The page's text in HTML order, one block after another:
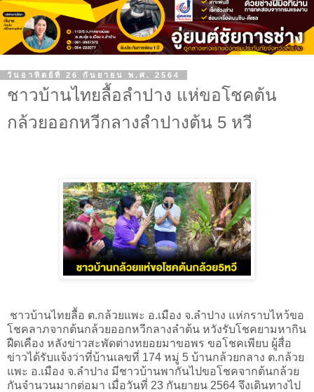
วันอาทิตย์ที่ 26 กันยายน พ.ศ. 2564
ชาวบ้านไทยลื้อลําปาง แห่ขอโชคต้น
กล้วยออกหวีกลางลำปางต้น 5 หวี
ชาวบ้านไทยลื้อ ต.กล้วยแพะ อ.เมือง จ.ลําปาง แห่กราบไหว้ขอ
โชคลาภจากต้นกล้วยออกหวีกลางลําต้น หวังรับโชคยามหากิน
ฝืดเคือง หลังข่าวสะพัดต่างทยอยมาขอพร ขอโชคเพียบ ผู้สื่อ
ข่าวได้รับแจ้งว่าที่บ้านเลขที่ 174 หมู่ 5 บ้านกล้วยกลาง ต.กล้วย
แพะ อ.เมือง จ.ลําปาง มีชาวบ้านพากันไปขอโชคจากต้นกล้วย
กันจํานวนมากต่อมา เมื่อวันที่ 23 กันยายน 2564 จึงเดินทางไป